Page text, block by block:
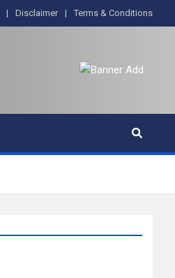
Disclaimer Terms & Conditions